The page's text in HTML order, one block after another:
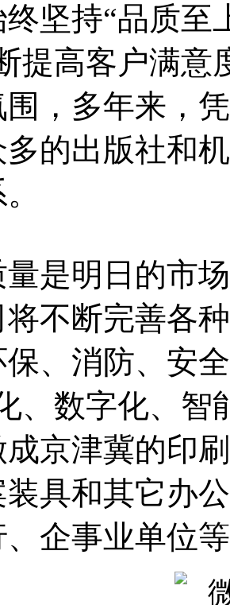
坚持“品质至
提高客户满意
，多年来，
的出版社和
是明日的市
不断完善各
、消防、安
、数字化、智
京津冀的印
具和其它办
、企事业单位